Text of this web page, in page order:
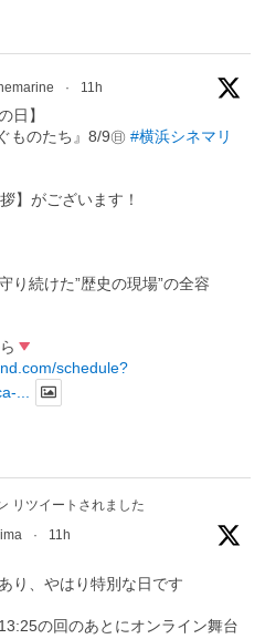
· 11h
日】
ものたち』8/9㊐#横浜シネマリ
】がございます！
り続けた”歴史の現場”の全容
schedule?
...
リツイートされました
· 11h
り、やはり特別な日です
の回のあとにオンライン舞台